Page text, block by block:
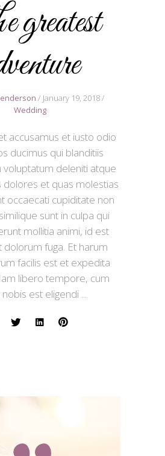
greatest
January 19, 2018
Wedding
accusamus et iusto odio
ducimus qui blanditiis
deleniti atque
dolores et quas molestias
occaecati cupiditate non
sunt in culpa qui
mollitia animi, id est
fuga. Et harum
facilis est et expedita
libero tempore, cum
nobis est eligendi